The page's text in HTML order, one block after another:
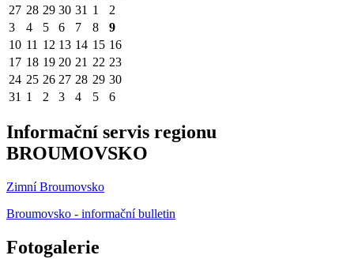
27 28 29 30 31 1
2
3
4 5 6 7 8
9
10 11 12 13 14 15 16
17 18 19 20 21 22 23
24 25 26 27 28 29 30
31 1 2 3 4 5 6
Informační servis regionu
BROUMOVSKO
Zimní Broumovsko
Broumovsko - informační bulletin
Fotogalerie